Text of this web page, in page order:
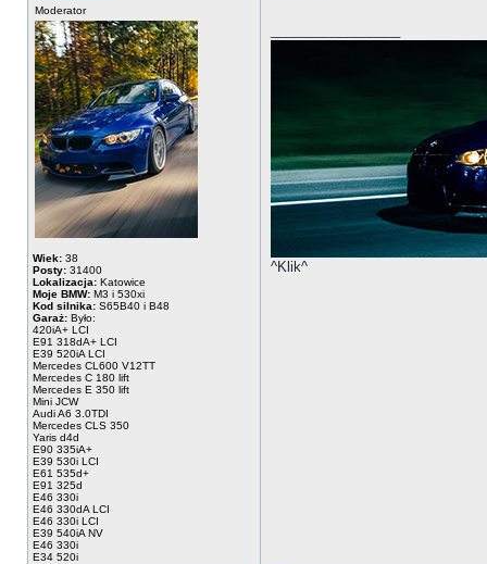
Moderator
Wiek: 38
Posty: 31400
Lokalizacja: Katowice
Moje BMW: M3 i 530xi
Kod silnika: S65B40 i B48
Garaż: Było:
420iA+ LCI
E91 318dA+ LCI
E39 520iA LCI
Mercedes CL600 V12TT
Mercedes C 180 lift
Mercedes E 350 lift
Mini JCW
Audi A6 3.0TDI
Mercedes CLS 350
Yaris d4d
E90 335iA+
E39 530i LCI
E61 535d+
E91 325d
E46 330i
E46 330dA LCI
E46 330i LCI
E39 540iA NV
E46 330i
E34 520i
^Klik^